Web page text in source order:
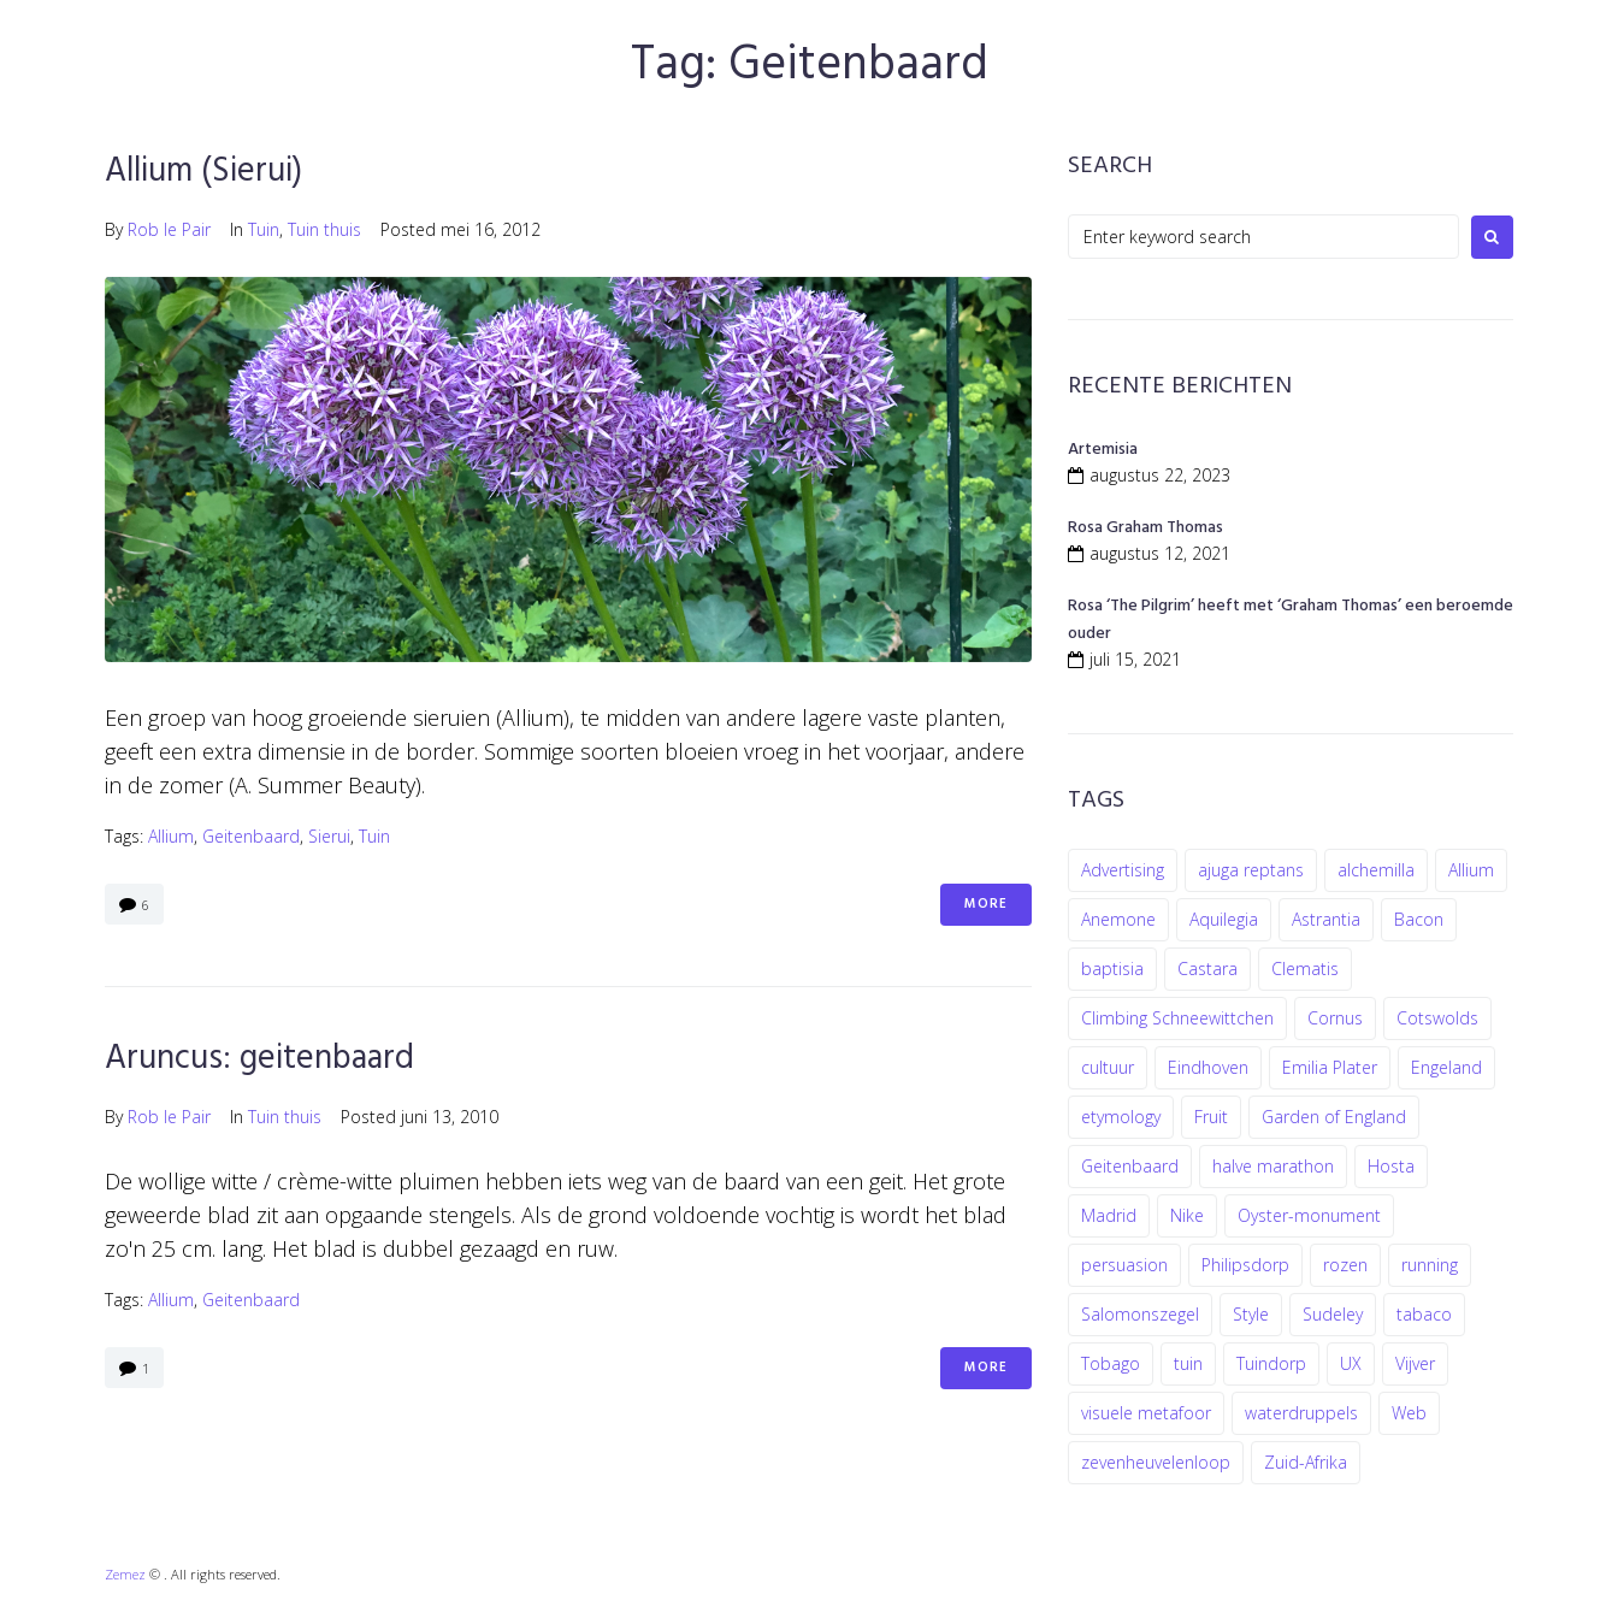
Tag: Geitenbaard
Allium (Sierui)
By Rob le Pair In Tuin, Tuin thuis Posted mei 16, 2012
Een groep van hoog groeiende sieruien (Allium), te midden van andere lagere vaste planten,
geeft een extra dimensie in de border. Sommige soorten bloeien vroeg in het voorjaar, andere
in de zomer (A. Summer Beauty).
Tags: Allium, Geitenbaard, Sierui, Tuin
6 MORE
Aruncus: geitenbaard
By Rob le Pair In Tuin thuis Posted juni 13, 2010
De wollige witte / crème-witte pluimen hebben iets weg van de baard van een geit. Het grote
geweerde blad zit aan opgaande stengels. Als de grond voldoende vochtig is wordt het blad
zo'n 25 cm. lang. Het blad is dubbel gezaagd en ruw.
Tags: Allium, Geitenbaard
1 MORE
SEARCH
Search
RECENTE BERICHTEN
Artemisia
augustus 22, 2023
Rosa Graham Thomas
augustus 12, 2021
Rosa ‘The Pilgrim’ heeft met ‘Graham Thomas’ een beroemde
ouder
juli 15, 2021
TAGS
Advertising ajuga reptans alchemilla Allium
Anemone Aquilegia Astrantia Bacon
baptisia Castara Clematis
Climbing Schneewittchen Cornus Cotswolds
cultuur Eindhoven Emilia Plater Engeland
etymology Fruit Garden of England
Geitenbaard halve marathon Hosta
Madrid Nike Oyster-monument
persuasion Philipsdorp rozen running
Salomonszegel Style Sudeley tabaco
Tobago tuin Tuindorp UX Vijver
visuele metafoor waterdruppels Web
zevenheuvelenloop Zuid-Afrika
Zemez © . All rights reserved.